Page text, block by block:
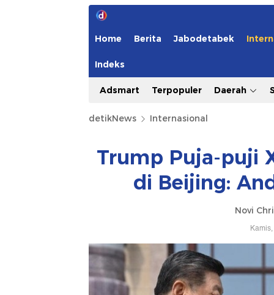
Home Berita Jabodetabek
Indeks
Adsmart Terpopuler Daerah
detikNews Internasional
Trump Puja-puji
di Beijing:
Novi